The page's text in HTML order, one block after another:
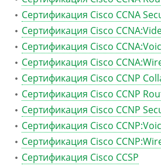
Сертификация Cisco CCNA
Сертификация Cisco
Сертификация Cisco
Сертификация Cisco
Сертификация Cisco CCNP
Сертификация Cisco CCNP
Сертификация Cisco CCNP
Сертификация Cisco
Сертификация Cisco
Сертификация Cisco CCSP